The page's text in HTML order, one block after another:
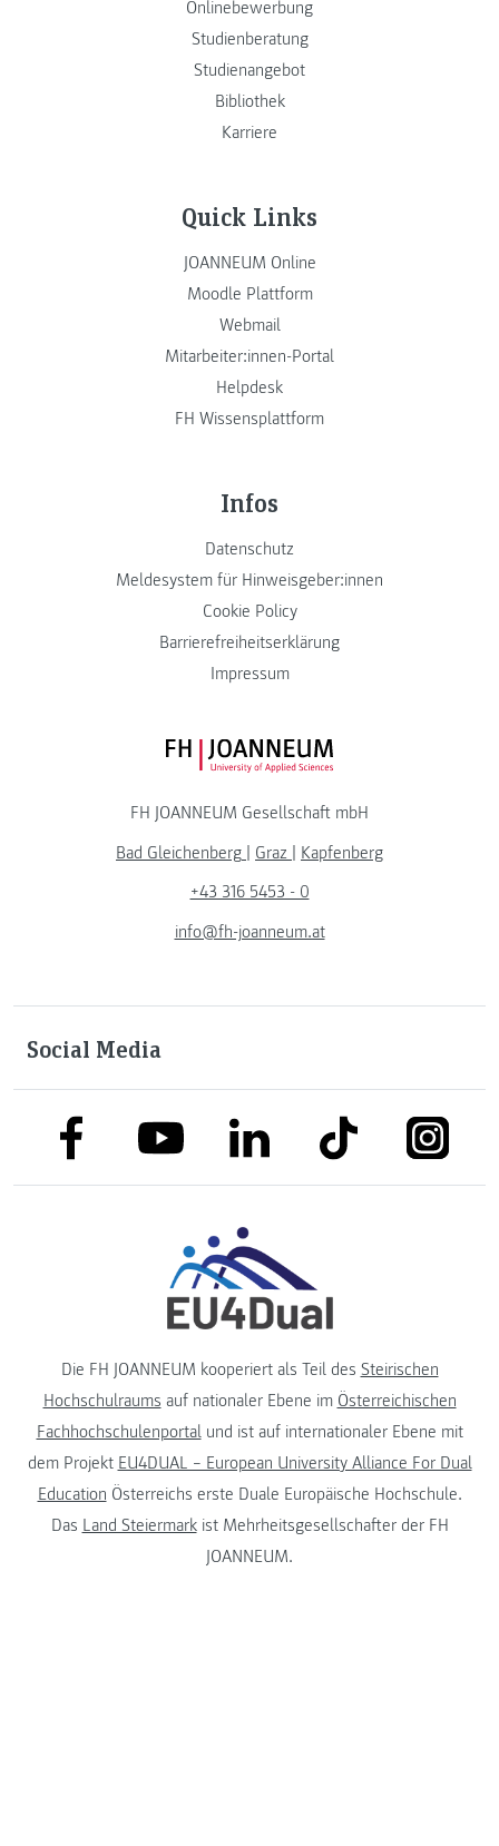
Onlinebewerbung
Studienberatung
Studienangebot
Bibliothek
Karriere
Quick Links
JOANNEUM Online
Moodle Plattform
Webmail
Mitarbeiter:innen-Portal
Helpdesk
FH Wissensplattform
Infos
Datenschutz
Meldesystem für Hinweisgeber:innen
Cookie Policy
Barrierefreiheitserklärung
Impressum
FH JOANNEUM Logo
FH JOANNEUM Gesellschaft mbH
Bad Gleichenberg | Graz | Kapfenberg
+43 316 5453 - 0
info@fh-joanneum.at
Social Media
link to facebooklink to youtubelink to linkedinlink to tiktok link to
Die FH JOANNEUM kooperiert als Teil des Steirischen
Hochschulraums auf nationaler Ebene im Österreichischen
Fachhochschulenportalund ist auf internationaler Ebene mit
dem Projekt EU4DUAL – European University Alliance For Dual
Education Österreichs erste Duale Europäische Hochschule.
Das Land Steiermarkist Mehrheitsgesellschafter der FH
JOANNEUM.